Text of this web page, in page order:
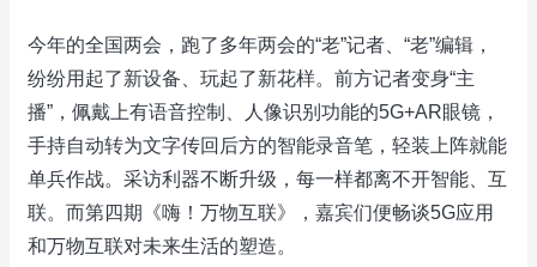
今年的全国两会，跑了多年两会的“老”记者、“老”编辑，
纷纷用起了新设备、玩起了新花样。前方记者变身“主
播”，佩戴上有语音控制、人像识别功能的5G+AR眼镜，
手持自动转为文字传回后方的智能录音笔，轻装上阵就能
单兵作战。采访利器不断升级，每一样都离不开智能、互
联。而第四期《嗨！万物互联》，嘉宾们便畅谈5G应用
和万物互联对未来生活的塑造。